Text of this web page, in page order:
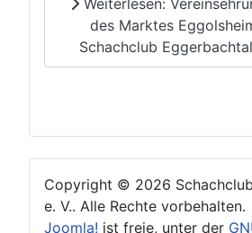
Weiterlesen:
des Marktes
Schachclub
Copyright © 2026
e. V.. Alle Rechte vorbehalten.
Joomla! ist freie, unter der